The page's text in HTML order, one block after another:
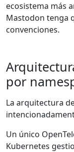
ecosistema más
Mastodon tenga
convenciones.
por
La arquitectura
Un único
Kubernetes